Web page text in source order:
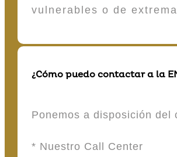
vulnerables o de
¿Cómo puedo contactar a la
Ponemos a disposición
* Nuestro Call Center